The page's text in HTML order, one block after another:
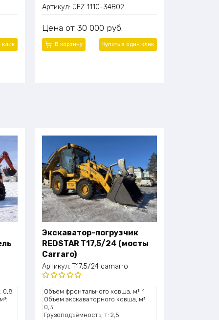
клик
Артикул: JFZ 1110-34B02
Цена 30 000 руб.
В корзину Купить в один клик
0,8
Экскаватор-погрузчик
REDSTAR T17,5/24 (мосты
Carraro)
Артикул: T17,5/24 camarro
Оценка
5.00из 5
Объём фронтального ковша, м³: 1
Объём экскаваторного ковша, м³:
0,3
Грузоподъёмность, т: 2,5